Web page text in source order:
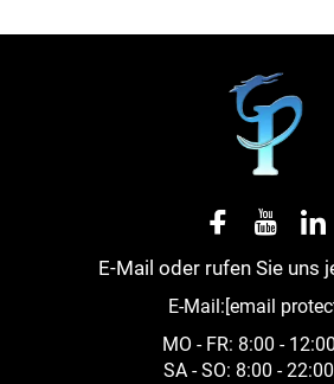
E-Mail oder rufen Sie uns
E-Mail:[email
MO - FR: 8:00 -
SA - SO: 8:00 -